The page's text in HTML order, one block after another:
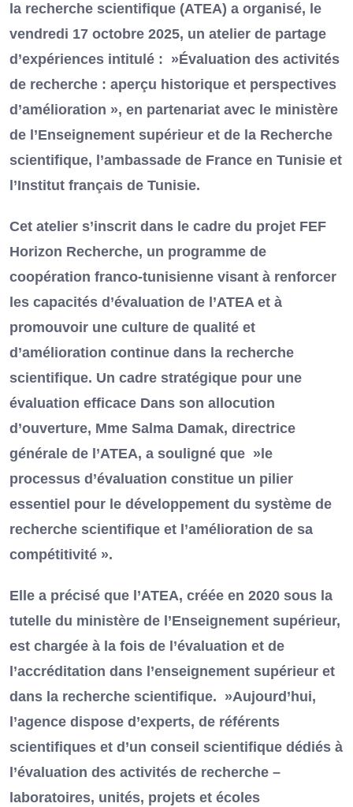
la recherche scientifique (ATEA) a organisé, le
vendredi 17 octobre 2025, un atelier de partage
d’expériences intitulé : »Évaluation des activités
de recherche : aperçu historique et perspectives
d’amélioration », en partenariat avec le ministère
de l’Enseignement supérieur et de la Recherche
scientifique, l’ambassade de France en Tunisie et
l’Institut français de Tunisie.
Cet atelier s’inscrit dans le cadre du projet FEF
Horizon Recherche, un programme de
coopération franco-tunisienne visant à renforcer
les capacités d’évaluation de l’ATEA et à
promouvoir une culture de qualité et
d’amélioration continue dans la recherche
scientifique. Un cadre stratégique pour une
évaluation efficace Dans son allocution
d’ouverture, Mme Salma Damak, directrice
générale de l’ATEA, a souligné que »le
processus d’évaluation constitue un pilier
essentiel pour le développement du système de
recherche scientifique et l’amélioration de sa
compétitivité ».
Elle a précisé que l’ATEA, créée en 2020 sous la
tutelle du ministère de l’Enseignement supérieur,
est chargée à la fois de l’évaluation et de
l’accréditation dans l’enseignement supérieur et
dans la recherche scientifique. »Aujourd’hui,
l’agence dispose d’experts, de référents
scientifiques et d’un conseil scientifique dédiés à
l’évaluation des activités de recherche –
laboratoires, unités, projets et écoles